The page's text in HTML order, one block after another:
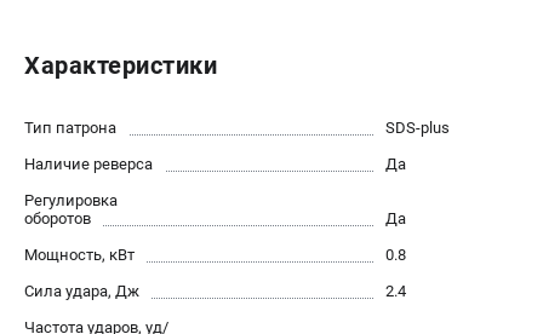
Сервисный центр
ИНФОРМАЦИЯ
Юридическим лицам
Контакты
Правила обмена и возврата
Способы оплаты
О компании
Характеристики
Тип патрона
SDS-plus
Наличие реверса
Да
Регулировка
оборотов
Да
Мощность, кВт
0.8
Сила удара, Дж
2.4
Частота ударов, уд/